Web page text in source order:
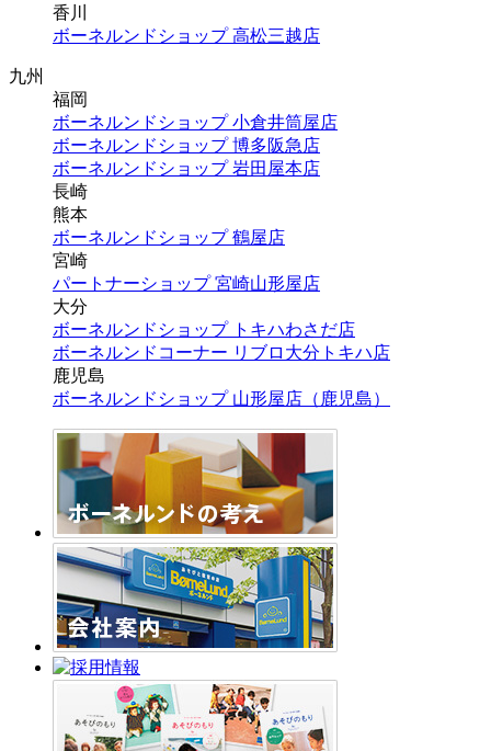
香川
ボーネルンドショップ 高松三越店
九州
福岡
ボーネルンドショップ 小倉井筒屋店
ボーネルンドショップ 博多阪急店
ボーネルンドショップ 岩田屋本店
長崎
熊本
ボーネルンドショップ 鶴屋店
宮崎
パートナーショップ 宮崎山形屋店
大分
ボーネルンドショップ トキハわさだ店
ボーネルンドコーナー リブロ大分トキハ店
鹿児島
ボーネルンドショップ 山形屋店（鹿児島）